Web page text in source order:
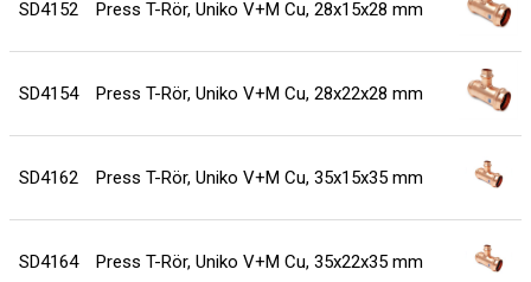
SD4152 Press T-Rör, Uniko V+M Cu, 28x15x28 mm
SD4154 Press T-Rör, Uniko V+M Cu, 28x22x28 mm
SD4162 Press T-Rör, Uniko V+M Cu, 35x15x35 mm
SD4164 Press T-Rör, Uniko V+M Cu, 35x22x35 mm